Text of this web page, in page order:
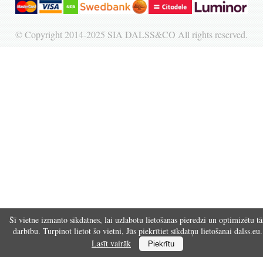
Šī vietne izmanto sīkdatnes, lai uzlabotu lietošanas pieredzi un optimizētu
darbību. Turpinot lietot šo vietni, Jūs piekrītiet sīkdatņu lietošanai dalss.eu.
Lasīt vairāk
Piekrītu
© Copyright 2014-2025 SIA DALSS&CO All rights reserved.
Reģistrēties